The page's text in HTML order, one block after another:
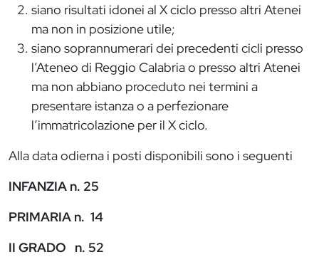
siano risultati idonei al X ciclo presso altri Atenei
ma non in posizione utile;
siano soprannumerari dei precedenti cicli presso
l’Ateneo di Reggio Calabria o presso altri Atenei
ma non abbiano proceduto nei termini a
presentare istanza o a perfezionare
l’immatricolazione per il X ciclo.
Alla data odierna i posti disponibili sono i seguenti
INFANZIA n. 25
PRIMARIA n. 14
II GRADO n. 52